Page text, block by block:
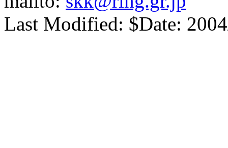
Last Modified: $Date: